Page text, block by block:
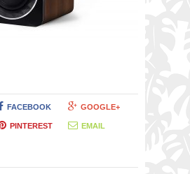
FACEBOOK GOOGLE+
PINTEREST EMAIL